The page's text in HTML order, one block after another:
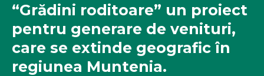
“Grădini roditoare” un proiect
pentru generare de venituri,
care se extinde geografic în
regiunea Muntenia.